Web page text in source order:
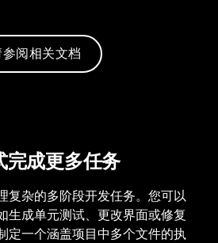
参阅相关文档
完成更多任务
复杂的多阶段开发任务。您可以
生成单元测试、更改界面或修复
定一个涵盖项目中多个文件的执